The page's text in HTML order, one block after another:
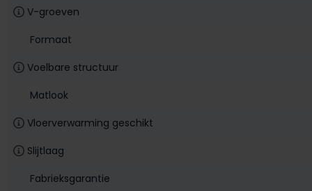
V-groeven
Formaat
Voelbare structuur
Matlook
Vloerverwarming geschikt
Slijtlaag
Fabrieksgarantie